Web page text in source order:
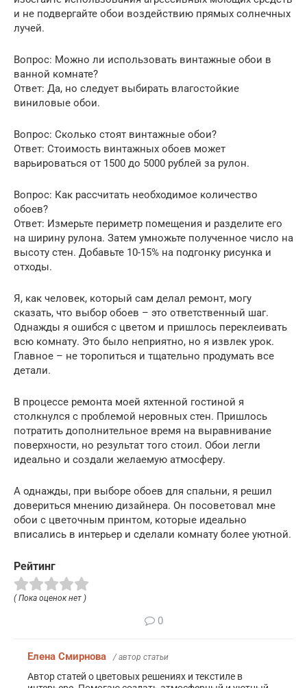
и не подвергайте обои воздействию прямых солнечных
лучей.
Вопрос: Можно ли использовать винтажные обои в
ванной комнате?
Ответ: Да, но следует выбирать влагостойкие
виниловые обои.
Вопрос: Сколько стоят винтажные обои?
Ответ: Стоимость винтажных обоев может
варьироваться от 1500 до 5000 рублей за рулон.
Вопрос: Как рассчитать необходимое количество
обоев?
Ответ: Измерьте периметр помещения и разделите его
на ширину рулона. Затем умножьте полученное число на
высоту стен. Добавьте 10-15% на подгонку рисунка и
отходы.
Я, как человек, который сам делал ремонт, могу
сказать, что выбор обоев – это ответственный шаг.
Однажды я ошибся с цветом и пришлось переклеивать
всю комнату. Это было неприятно, но я извлек урок.
Главное – не торопиться и тщательно продумать все
детали.
В процессе ремонта моей яхтенной гостиной я
столкнулся с проблемой неровных стен. Пришлось
потратить дополнительное время на выравнивание
поверхности, но результат того стоил. Обои легли
идеально и создали желаемую атмосферу.
А однажды, при выборе обоев для спальни, я решил
довериться мнению дизайнера. Он посоветовал мне
обои с цветочным принтом, которые идеально
вписались в интерьер и сделали комнату более уютной.
Рейтинг
( Пока оценок нет )
0
Елена Смирнова / автор статьи
Автор статей о цветовых решениях и текстиле в